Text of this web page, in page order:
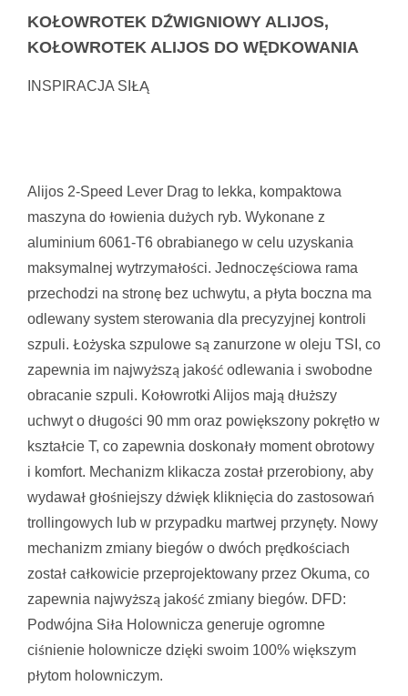
KOŁOWROTEK DŹWIGNIOWY ALIJOS,
KOŁOWROTEK ALIJOS DO WĘDKOWANIA
INSPIRACJA SIŁĄ
Alijos 2-Speed Lever Drag to lekka, kompaktowa
maszyna do łowienia dużych ryb. Wykonane z
aluminium 6061-T6 obrabianego w celu uzyskania
maksymalnej wytrzymałości. Jednoczęściowa rama
przechodzi na stronę bez uchwytu, a płyta boczna ma
odlewany system sterowania dla precyzyjnej kontroli
szpuli. Łożyska szpulowe są zanurzone w oleju TSI, co
zapewnia im najwyższą jakość odlewania i swobodne
obracanie szpuli. Kołowrotki Alijos mają dłuższy
uchwyt o długości 90 mm oraz powiększony pokrętło w
kształcie T, co zapewnia doskonały moment obrotowy
i komfort. Mechanizm klikacza został przerobiony, aby
wydawał głośniejszy dźwięk kliknięcia do zastosowań
trollingowych lub w przypadku martwej przynęty. Nowy
mechanizm zmiany biegów o dwóch prędkościach
został całkowicie przeprojektowany przez Okuma, co
zapewnia najwyższą jakość zmiany biegów. DFD:
Podwójna Siła Holownicza generuje ogromne
ciśnienie holownicze dzięki swoim 100% większym
płytom holowniczym.